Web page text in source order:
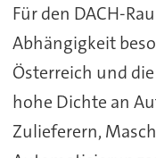
Für den DACH-
Abhängigkeit
Österreich und
hohe Dichte an
Zulieferern,